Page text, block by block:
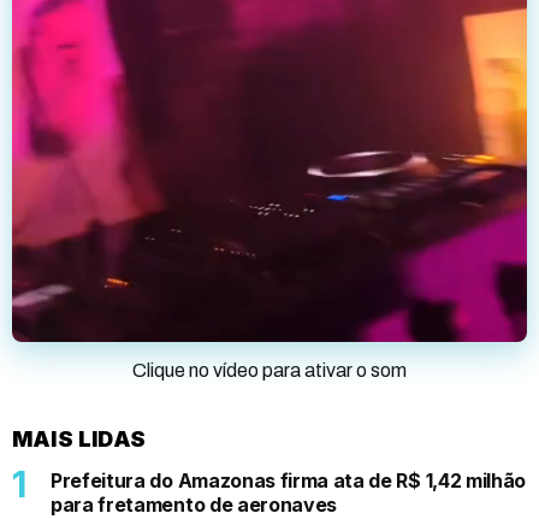
Clique no vídeo para ativar o som
MAIS LIDAS
Prefeitura do Amazonas firma ata de R$ 1,42 milhão
para fretamento de aeronaves